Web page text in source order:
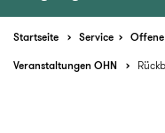
Startseite Service
Offene
Veranstaltungen OHN